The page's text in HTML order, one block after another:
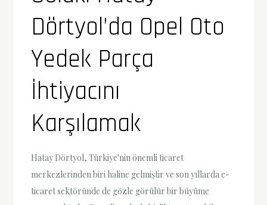
Dörtyol’da Opel Oto
Yedek Parça
İhtiyacını
Karşılamak
Hatay Dörtyol, Türkiye'nin önemli ticaret
merkezlerinden biri haline gelmiştir ve son yıllarda e-
ticaret sektöründe de gözle görülür bir büyüme